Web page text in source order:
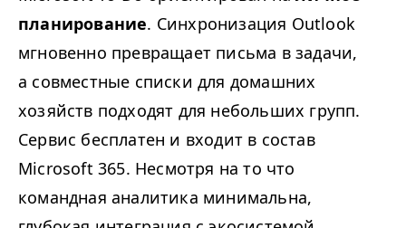
планирование. Синхронизация Outlook
мгновенно превращает письма в задачи,
а совместные списки для домашних
хозяйств подходят для небольших групп.
Сервис бесплатен и входит в состав
Microsoft 365. Несмотря на то что
командная аналитика минимальна,